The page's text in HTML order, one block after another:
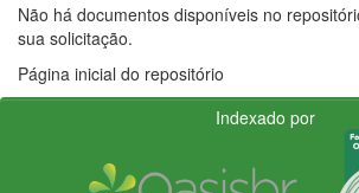
Não há documentos disponíveis no
sua solicitação.
Página inicial do repositório
Indexado por